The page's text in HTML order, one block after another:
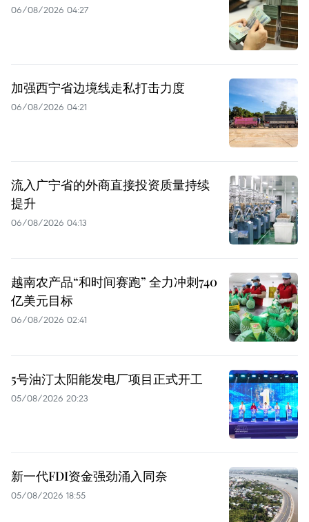
06/08/2026 04:27
加强西宁省边境线走私打击力度
06/08/2026 04:21
流入广宁省的外商直接投资质量持续
提升
06/08/2026 04:13
越南农产品“和时间赛跑” 全力冲刺740
亿美元目标
06/08/2026 02:41
5号油汀太阳能发电厂项目正式开工
05/08/2026 20:23
新一代FDI资金强劲涌入同奈
05/08/2026 18:55